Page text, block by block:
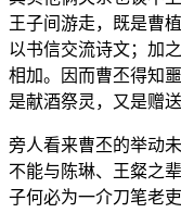
王子间游走，既是曹
以书信交流诗文；加
相加。因而曹丕得知
是献酒祭灵，又是赠送
旁人看来曹丕的举动
不能与陈琳、王粲之
子何必为一介刀笔老